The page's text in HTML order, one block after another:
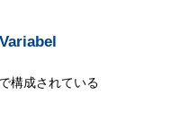
構成されている